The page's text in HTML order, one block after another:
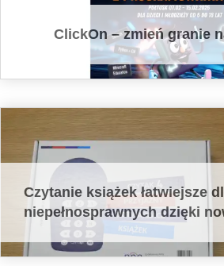
ClickOn – zmień granie
Czytanie książek łatwiejsze
niepełnosprawnych dzięki